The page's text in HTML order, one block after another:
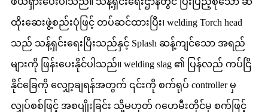
ထိုးဆေးဖွဲ့စည်းပုံဖြင့် တပ်ဆင်ထားပြီး၊ welding Torch head
သည် သန့်ရှင်းရေးပြီးသည်နှင့် Splash ဆန့်ကျင်သော အရည်
များကို ဖြန်းပေးနိုင်ပါသည်။ welding slag ၏ ပြန်လည် ကပ်ငြိ
နိုင်ခြေကို လျှော့ချရန်အတွက် ၎င်းကို စက်ရုပ် controller မှ
လျှပ်စစ်ဖြင့် အစပျိုးခြင်း သို့မဟုတ် ဂဟေမီးတိုင်မှ စက်ဖြင့်